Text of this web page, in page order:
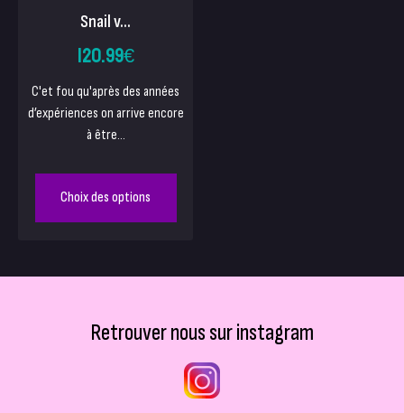
Snail v...
120.99€
C'et fou qu'après des années
d’expériences on arrive encore
à être...
Choix des options
Retrouver nous sur instagram